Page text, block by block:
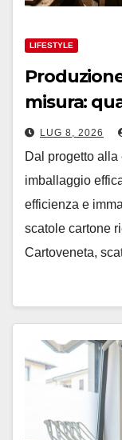
LIFESTYLE
misura:
LUG 8, 2026
Dal progetto
imballaggio
efficienza e
scatole cartone
Cartoveneta,